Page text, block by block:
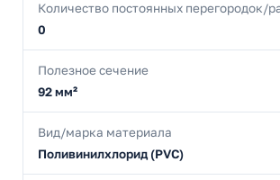
Количество постоянных перегородок/
0
Полезное сечение
92 мм²
Вид/марка материала
Поливинилхлорид (PVC)